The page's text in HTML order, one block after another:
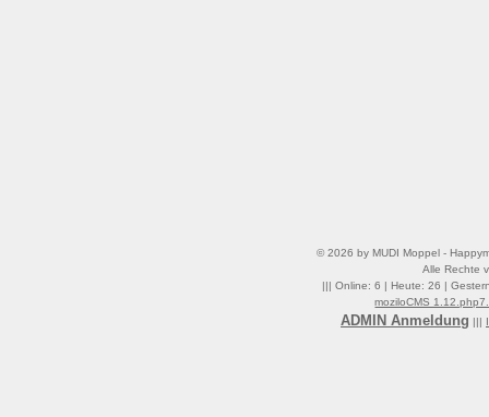
©2026 by MUDI Moppel -
Alle Rechte
||| Online: 6 | Heute: 26 |
moziloCMS
ADMIN Anmeldung |||